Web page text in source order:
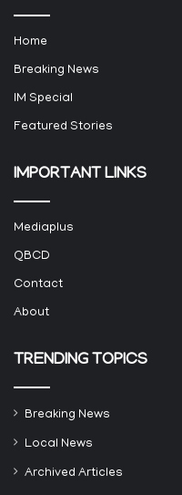
Home
Breaking News
IM Special
Featured Stories
IMPORTANT LINKS
Mediaplus
QBCD
Contact
About
TRENDING TOPICS
Breaking News
Local News
Archived Articles